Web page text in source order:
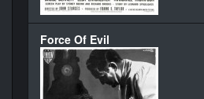
Force Of Evil